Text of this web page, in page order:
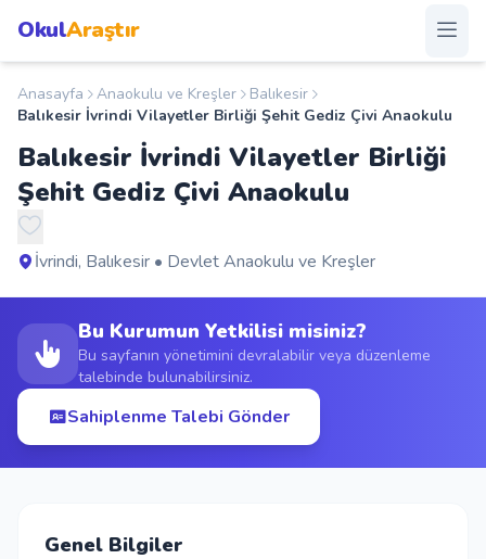
OkulAraştır
Anasayfa
Okullar
Şehirler
Duyurular
S.S.S.
Blog
Anasayfa Anaokulu ve Kreşler
Balıkesir
Balıkesir İvrindi Vilayetler Birliği Şehit Gediz Çivi Anaokulu
Balıkesir İvrindi Vilayetler Birliği
Şehit Gediz Çivi Anaokulu
İvrindi, Balıkesir • Devlet Anaokulu ve Kreşler
Bu Kurumun Yetkilisi misiniz?
Bu sayfanın yönetimini devralabilir veya düzenleme
talebinde bulunabilirsiniz.
Sahiplenme Talebi Gönder
Genel Bilgiler